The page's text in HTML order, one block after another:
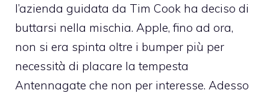
l’azienda guidata da Tim Cook ha deciso di
buttarsi nella mischia. Apple, fino ad ora,
non si era spinta oltre i bumper più per
necessità di placare la tempesta
Antennagate che non per interesse. Adesso